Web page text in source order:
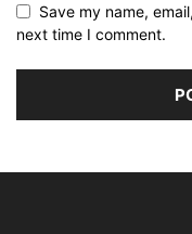
Save my name,
next time I comment.